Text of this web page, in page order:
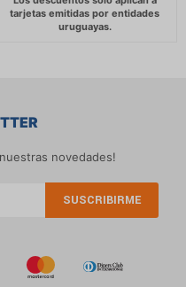
novedades!
SUSCRIBIRME